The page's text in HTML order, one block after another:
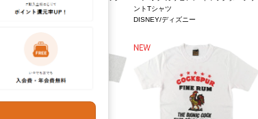
ントTシャツ
DISNEY/ディズニー